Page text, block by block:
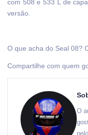
com 508 e 533 L de
versão.
O que acha do Seal 08?
Compartilhe com quem
O